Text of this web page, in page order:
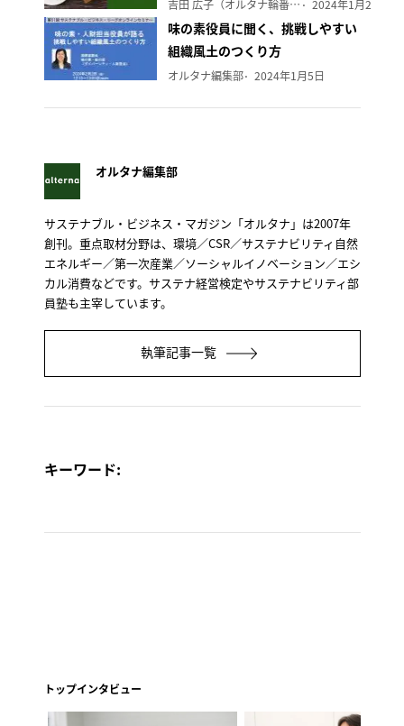
吉田 広子（オルタナ輪番編集長） 2024年1月29日
味の素役員に聞く、挑戦しやすい
組織風土のつくり方
オルタナ編集部 2024年1月5日
オルタナ編集部
サステナブル・ビジネス・マガジン「オルタナ」は2007年
創刊。重点取材分野は、環境／CSR／サステナビリティ自然
エネルギー／第一次産業／ソーシャルイノベーション／エシ
カル消費などです。サステナ経営検定やサステナビリティ部
員塾も主宰しています。
執筆記事一覧
キーワード:
トップインタビュー